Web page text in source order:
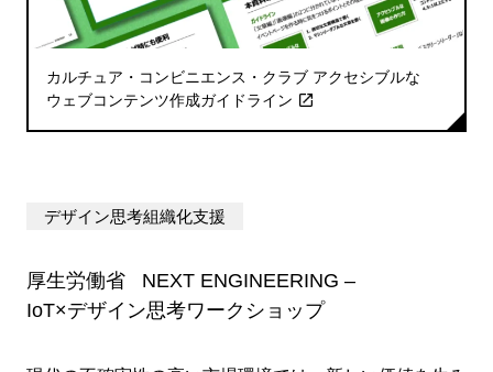
カルチュア・コンビニエンス・クラブ アクセシブルな
ウェブコンテンツ作成ガイドライン
デザイン思考組織化支援
厚生労働省 NEXT ENGINEERING –
IoT×デザイン思考ワークショップ